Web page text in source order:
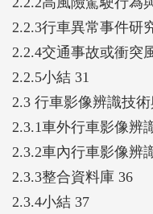
里為分析單元，建構
人異質性對風險的影
資歷等因素。這些模
險提醒，也能協助主
為設置警示標誌與工
影像辨識技術部分，
針對車內影像偵測建
荷，惟針對高速國道
2.2.3行車異常事件研
2.2.4交通事故或衝突
2.2.5小結 31
2.3 行車影像辨識技
2.3.1車外行車影像辨
2.3.2車內行車影像辨
2.3.3整合資料庫 36
2.3.4小結 37